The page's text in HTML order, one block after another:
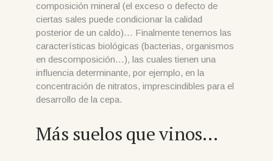
composición mineral (el exceso o defecto de
ciertas sales puede condicionar la calidad
posterior de un caldo)… Finalmente tenemos las
características biológicas (bacterias, organismos
en descomposición…), las cuales tienen una
influencia determinante, por ejemplo, en la
concentración de nitratos, imprescindibles para el
desarrollo de la cepa.
Más suelos que vinos…